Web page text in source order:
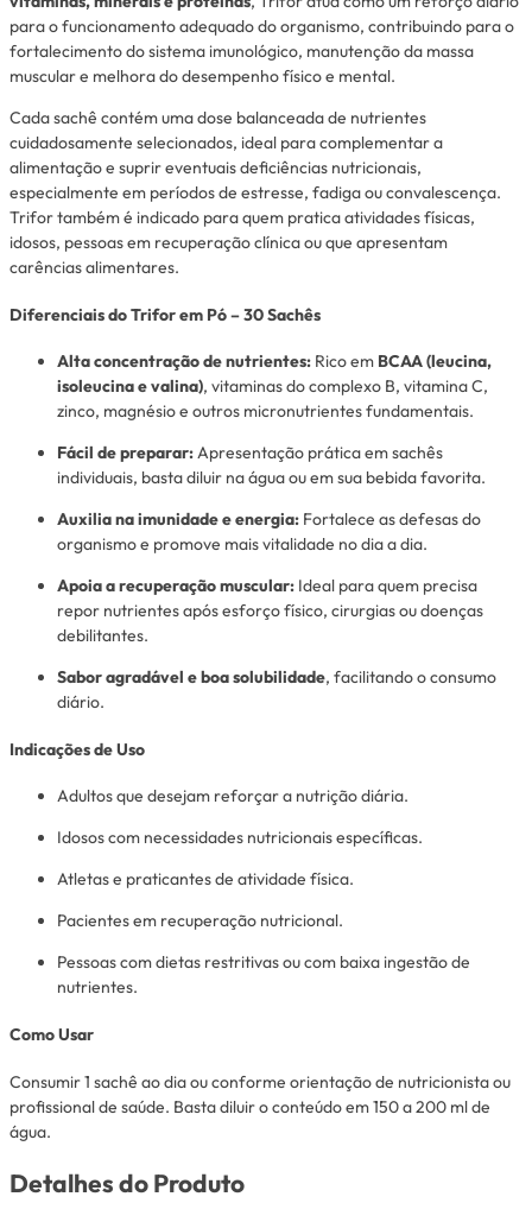
para o funcionamento adequado do organismo, contribuindo para o
fortalecimento do sistema imunológico, manutenção da massa
muscular e melhora do desempenho físico e mental.
Cada sachê contém uma dose balanceada de nutrientes
cuidadosamente selecionados, ideal para complementar a
alimentação e suprir eventuais deficiências nutricionais,
especialmente em períodos de estresse, fadiga ou convalescença.
Trifor também é indicado para quem pratica atividades físicas,
idosos, pessoas em recuperação clínica ou que apresentam
carências alimentares.
Diferenciais do Trifor em Pó – 30 Sachês
Alta concentração de nutrientes: Rico em BCAA (leucina,
isoleucina e valina), vitaminas do complexo B, vitamina C,
zinco, magnésio e outros micronutrientes fundamentais.
Fácil de preparar:Apresentação prática em sachês
individuais, basta diluir na água ou em sua bebida favorita.
Auxilia na imunidade e energia: Fortalece as defesas do
organismo e promove mais vitalidade no dia a dia.
Apoia a recuperação muscular: Ideal para quem precisa
repor nutrientes após esforço físico, cirurgias ou doenças
debilitantes.
Sabor agradável e boa solubilidade, facilitando o consumo
diário.
Indicações de Uso
Adultos que desejam reforçar a nutrição diária.
Idosos com necessidades nutricionais específicas.
Atletas e praticantes de atividade física.
Pacientes em recuperação nutricional.
Pessoas com dietas restritivas ou com baixa ingestão de
nutrientes.
Como Usar
Consumir 1 sachê ao dia ou conforme orientação de nutricionista ou
profissional de saúde. Basta diluir o conteúdo em 150 a 200 ml de
água.
Detalhes do Produto